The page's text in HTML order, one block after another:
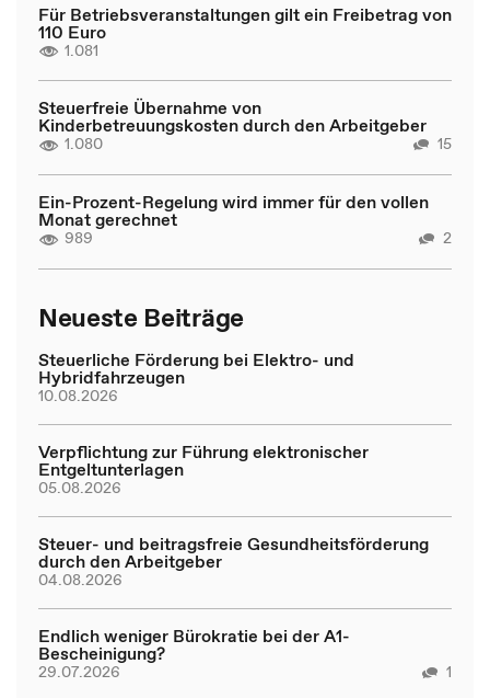
Für Betriebsveranstaltungen gilt ein Freibetrag von
110 Euro
1.081
Steuerfreie Übernahme von
Kinderbetreuungskosten durch den Arbeitgeber
1.080 15
Ein-Prozent-Regelung wird immer für den vollen
Monat gerechnet
989 2
Neueste Beiträge
Steuerliche Förderung bei Elektro- und
Hybridfahrzeugen
10.08.2026
Verpflichtung zur Führung elektronischer
Entgeltunterlagen
05.08.2026
Steuer- und beitragsfreie Gesundheitsförderung
durch den Arbeitgeber
04.08.2026
Endlich weniger Bürokratie bei der A1-
Bescheinigung?
29.07.2026 1